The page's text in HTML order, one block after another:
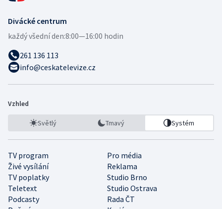
Divácké centrum
každý všední den:8:00—16:00 hodin
261 136 113
info@ceskatelevize.cz
Vzhled
Světlý Tmavý Systém
TV program
Pro média
Živé vysílání
Reklama
TV poplatky
Studio Brno
Teletext
Studio Ostrava
Podcasty
Rada ČT